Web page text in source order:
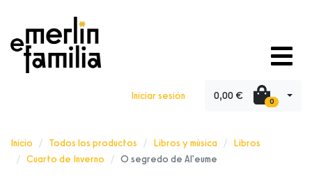
Iniciar sesión 0,00 € 0
Inicio Todos los productos Libros y música
Libros
Cuarto de Inverno
O segredo de Al'eume